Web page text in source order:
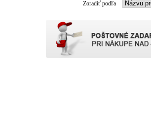
Zoradiť podľa